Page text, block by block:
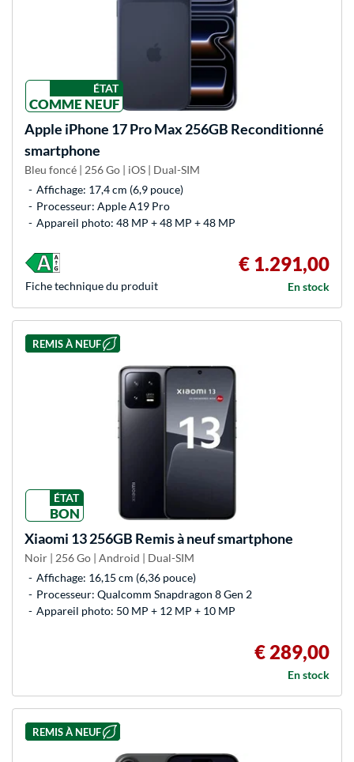
ÉTAT
COMME NEUF
Apple iPhone 17 Pro Max 256GB Reconditionné
smartphone
Bleu foncé | 256 Go | iOS | Dual-SIM
Affichage: 17,4 cm (6,9 pouce)
Processeur: Apple A19 Pro
Appareil photo: 48 MP + 48 MP + 48 MP
€ 1.291,00
En stock
Fiche technique du produit
REMIS À NEUF
ÉTAT
BON
Xiaomi 13 256GB Remis à neuf smartphone
Noir | 256 Go | Android | Dual-SIM
Affichage: 16,15 cm (6,36 pouce)
Processeur: Qualcomm Snapdragon 8 Gen 2
Appareil photo: 50 MP + 12 MP + 10 MP
€ 289,00
En stock
REMIS À NEUF